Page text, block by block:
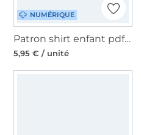
NUMÉRIQUE
Patron shirt enfant pdf Seattle Meine Herzenswelt, en allemand
5,95 € / unité